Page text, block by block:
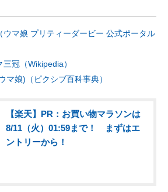
ウマ娘 プリティーダービー 公式ポータル
冠（Wikipedia）
マ娘)（ピクシブ百科事典）
【楽天】PR：お買い物マラソンは
8/11（火）01:59まで！ まずはエ
ントリーから！